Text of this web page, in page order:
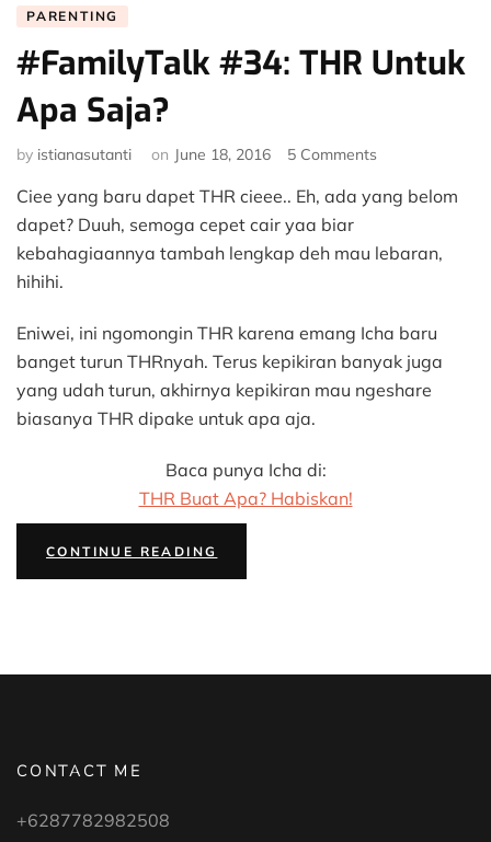
PARENTING
#FamilyTalk #34: THR Untuk
Apa Saja?
by istianasutanti on June 18, 2016 5 Comments
#34:
Untuk
Ciee yang baru dapet THR cieee.. Eh, ada yang belom
dapet? Duuh, semoga cepet cair yaa biar
kebahagiaannya tambah lengkap deh mau lebaran,
hihihi.
Eniwei, ini ngomongin THR karena emang Icha baru
banget turun THRnyah. Terus kepikiran banyak juga
yang udah turun, akhirnya kepikiran mau ngeshare
biasanya THR dipake untuk apa aja.
Baca punya Icha di:
THR Buat Apa? Habiskan!
CONTINUE READING
UNTUK
CONTACT ME
+6287782982508